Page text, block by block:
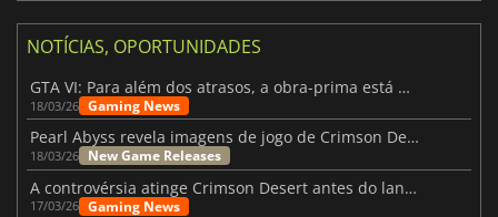
NOTÍCIAS, OPORTUNIDADES
GTA VI: Para além dos atrasos, a obra-prima está quase a chegar
18/03/26 Gaming News
Pearl Abyss revela imagens de jogo de Crimson Desert para a PS5
18/03/26 New Game Releases
A controvérsia atinge Crimson Desert antes do lançamento
17/03/26 Gaming News